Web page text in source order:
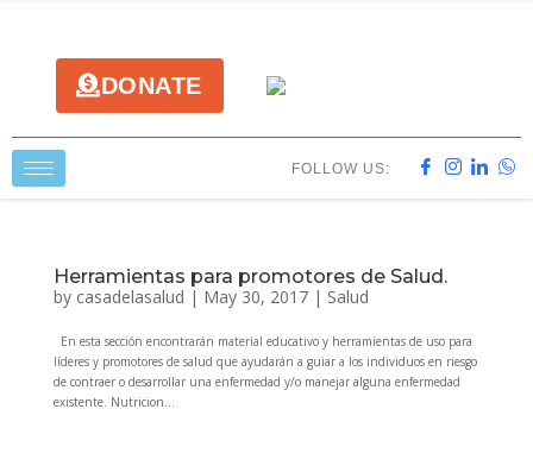
DONATE
FOLLOW US:
Herramientas para promotores de Salud.
by casadelasalud | May 30, 2017| Salud
En esta sección encontrarán material educativo y herramientas de uso para
líderes y promotores de salud que ayudarán a guiar a los individuos en riesgo
de contraer o desarrollar una enfermedad y/o manejar alguna enfermedad
existente. Nutricion...